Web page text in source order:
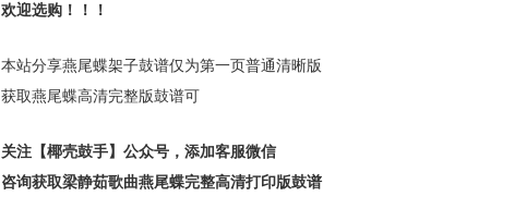
欢迎选购！！！
本站分享燕尾蝶架子鼓谱仅为第一页普通清晰版
获取燕尾蝶高清完整版鼓谱可
关注【椰壳鼓手】公众号，添加客服微信
咨询获取梁静茹歌曲燕尾蝶完整高清打印版鼓谱